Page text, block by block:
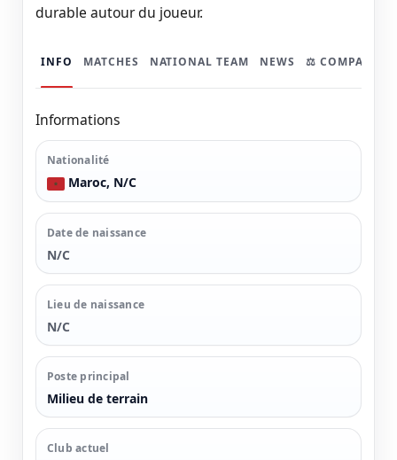
durable autour du joueur.
INFO MATCHES NATIONAL TEAM NEWS ⚖️ COMPARER
Informations
Nationalité
Maroc, N/C
Date de naissance
N/C
Lieu de naissance
N/C
Poste principal
Milieu de terrain
Club actuel